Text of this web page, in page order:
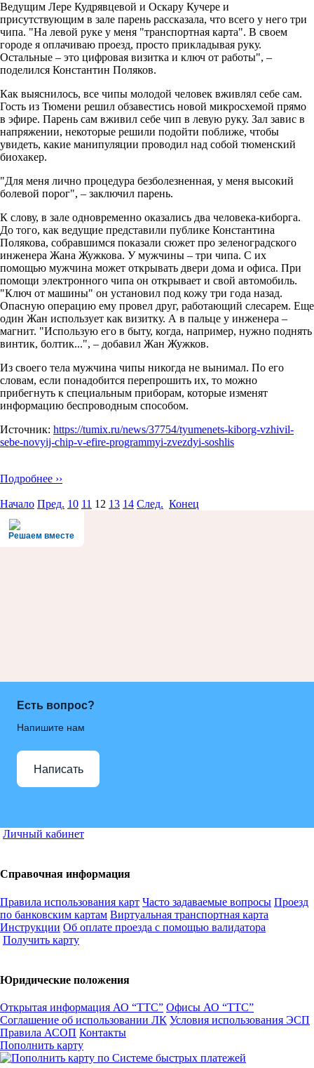
Ведущим Лере Кудрявцевой и Оскару Кучере и
присутствующим в зале парень рассказала, что всего у него три
чипа. "На левой руке у меня "транспортная карта". В своем
городе я оплачиваю проезд, просто прикладывая руку.
Остальные – это цифровая визитка и ключ от работы", –
поделился Константин Поляков.
Как выяснилось, все чипы молодой человек вживлял себе сам.
Гость из Тюмени решил обзавестись новой микросхемой прямо
в эфире. Парень сам вживил себе чип в левую руку. Зал завис в
напряжении, некоторые решили подойти поближе, чтобы
увидеть, какие манипуляции проводил над собой тюменский
биохакер.
"Для меня лично процедура безболезненная, у меня высокий
болевой порог", – заключил парень.
К слову, в зале одновременно оказались два человека-киборга.
До того, как ведущие представили публике Константина
Полякова, собравшимся показали сюжет про зеленоградского
инженера Жана Жужкова. У мужчины – три чипа. С их
помощью мужчина может открывать двери дома и офиса. При
помощи электронного чипа он открывает и свой автомобиль.
"Ключ от машины" он установил под кожу три года назад.
Опасную операцию ему провел друг, работающий слесарем. Еще
один Жан использует как визитку. А в пальце у инженера –
магнит. "Использую его в быту, когда, например, нужно поднять
винтик, болтик...", – добавил Жан Жужков.
Из своего тела мужчина чипы никогда не вынимал. По его
словам, если понадобится перепрошить их, то можно
прибегнуть к специальным приборам, которые изменят
информацию беспроводным способом.
Источник: https://tumix.ru/news/37754/tyumenets-kiborg-vzhivil-
sebe-novyij-chip-v-efire-programmyi-zvezdyi-soshlis
Подробнее ››
Начало Пред. 10 11 12 13 14 След. Конец
Решаем вместе
Есть вопрос?
Напишите нам
Написать
Личный кабинет
Справочная информация
Правила использования карт Часто задаваемые вопросы Проезд
по банковским картам Виртуальная транспортная карта
Инструкции Об оплате проезда с помощью валидатора
Получить карту
Юридические положения
Открытая информация АО “ТТС” Офисы АО “ТТС”
Соглашение об использовании ЛК Условия использования ЭСП
Правила АСОП Контакты
Пополнить карту